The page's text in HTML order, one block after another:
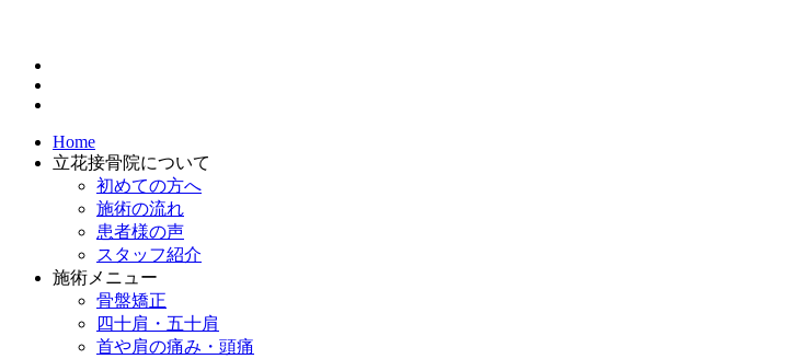
Home
立花接骨院について
初めての方へ
施術の流れ
患者様の声
スタッフ紹介
施術メニュー
骨盤矯正
四十肩・五十肩
首や肩の痛み・頭痛